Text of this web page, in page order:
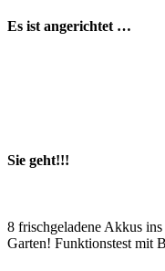
Es ist angerichtet …
Sie geht!!!
8 frischgeladene Akkus
Garten! Funktionstest mit